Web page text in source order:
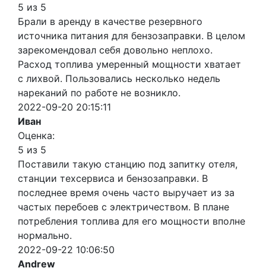
5 из 5
Брали в аренду в качестве резервного
источника питания для бензозаправки. В целом
зарекомендовал себя довольно неплохо.
Расход топлива умеренный мощности хватает
с лихвой. Пользовались несколько недель
нареканий по работе не возникло.
2022-09-20 20:15:11
Иван
Оценка:
5 из 5
Поставили такую станцию под запитку отеля,
станции техсервиса и бензозаправки. В
последнее время очень часто выручает из за
частых перебоев с электричеством. В плане
потребления топлива для его мощности вполне
нормально.
2022-09-22 10:06:50
Andrew